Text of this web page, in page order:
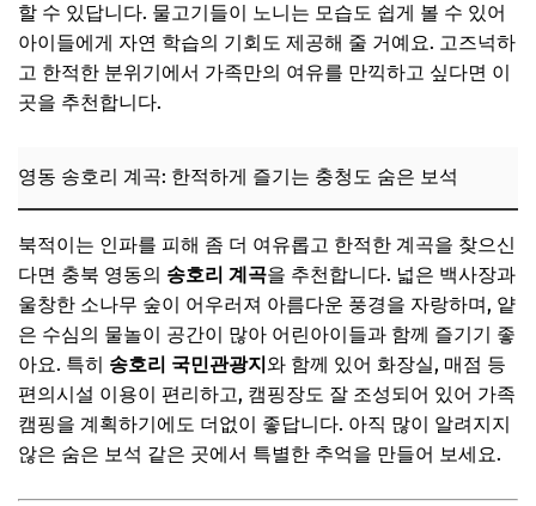
할 수 있답니다. 물고기들이 노니는 모습도 쉽게 볼 수 있어
아이들에게 자연 학습의 기회도 제공해 줄 거예요. 고즈넉하
고 한적한 분위기에서 가족만의 여유를 만끽하고 싶다면 이
곳을 추천합니다.
영동 송호리 계곡: 한적하게 즐기는 충청도 숨은 보석
북적이는 인파를 피해 좀 더 여유롭고 한적한 계곡을 찾으신
다면 충북 영동의 송호리 계곡을 추천합니다. 넓은 백사장과
울창한 소나무 숲이 어우러져 아름다운 풍경을 자랑하며, 얕
은 수심의 물놀이 공간이 많아 어린아이들과 함께 즐기기 좋
아요. 특히 송호리 국민관광지와 함께 있어 화장실, 매점 등
편의시설 이용이 편리하고, 캠핑장도 잘 조성되어 있어 가족
캠핑을 계획하기에도 더없이 좋답니다. 아직 많이 알려지지
않은 숨은 보석 같은 곳에서 특별한 추억을 만들어 보세요.